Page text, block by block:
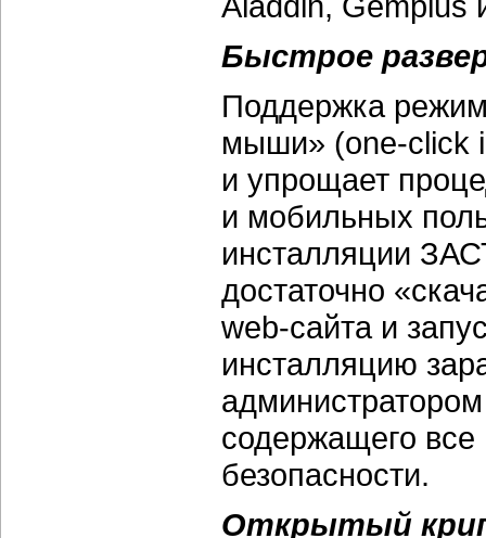
Быстрое
Поддержка
мыши» (one-click
и упрощает
и мобильных
инсталляции
достаточно
web-сайта и
инсталляцию
содержащего все
безопасности.
Открытый